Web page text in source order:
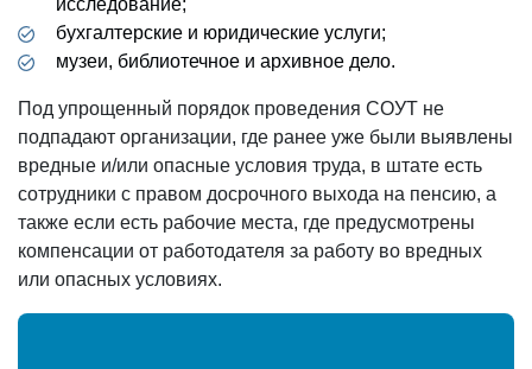
бухгалтерские и юридические услуги;
музеи, библиотечное и архивное дело.
Под упрощенный порядок проведения СОУТ не
подпадают организации, где ранее уже были выявлены
вредные и/или опасные условия труда, в штате есть
сотрудники с правом досрочного выхода на пенсию, а
также если есть рабочие места, где предусмотрены
компенсации от работодателя за работу во вредных
или опасных условиях.